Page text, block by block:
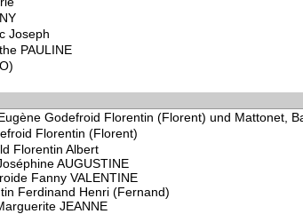
Joseph
PAULINE
Godefroid Florentin (Florent) und Mattonet,
Florentin (Florent)
Florentin Albert
AUGUSTINE
Fanny VALENTINE
Ferdinand Henri (Fernand)
JEANNE